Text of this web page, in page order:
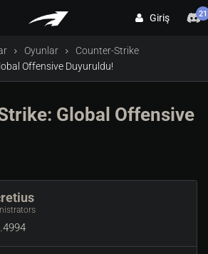
Giriş 21
Oyunlar
Counter-Strike
Offensive Duyuruldu!
Global Offensive